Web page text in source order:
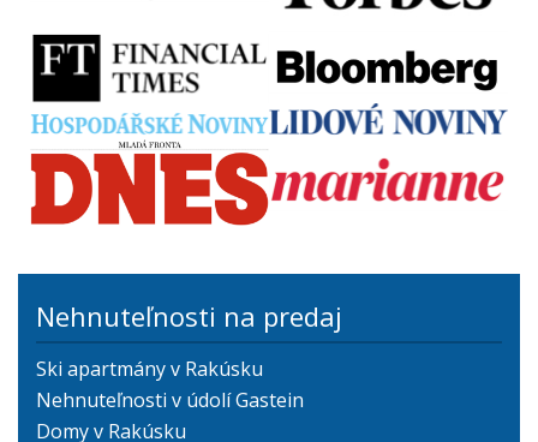
Nehnuteľnosti na predaj
Ski apartmány v Rakúsku
Nehnuteľnosti v údolí Gastein
Domy v Rakúsku